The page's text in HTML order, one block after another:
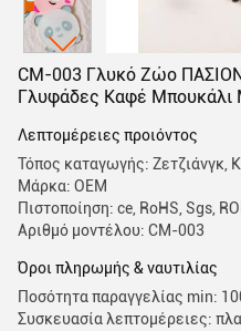
CM-003 Γλυκό Ζώο
Γλυφάδες Καφέ Μπουκάλι
Λεπτομέρειες προιόντος
Τόπος καταγωγής: Ζετζιάνγκ,
Μάρκα: OEM
Πιστοποίηση: ce, RoHS, Sgs,
Αριθμό μοντέλου: CM-003
Όροι πληρωμής & ναυτιλίας
Ποσότητα παραγγελίας min:
Συσκευασία λεπτομέρειες: